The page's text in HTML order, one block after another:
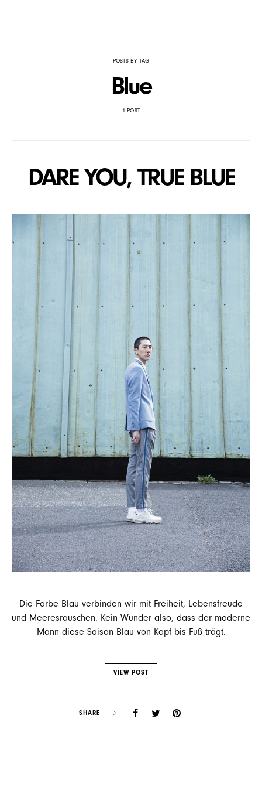
POSTS BY TAG
Blue
1 POST
DARE YOU, TRUE BLUE
Die Farbe Blau verbinden wir mit Freiheit, Lebensfreude
und Meeresrauschen. Kein Wunder also, dass der moderne
Mann diese Saison Blau von Kopf bis Fuß trägt.
VIEW POST
SHARE